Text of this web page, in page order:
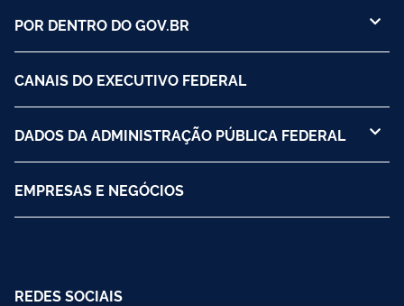
POR DENTRO DO GOV.BR
CANAIS DO EXECUTIVO FEDERAL
DADOS DA ADMINISTRAÇÃO PÚBLICA FEDERAL
EMPRESAS E NEGÓCIOS
REDES SOCIAIS